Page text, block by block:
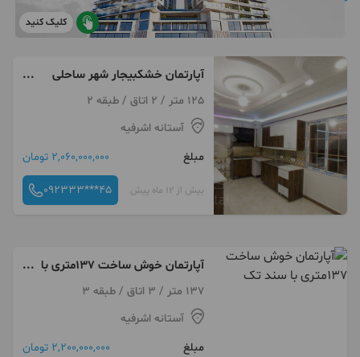
کلیک کنید
آپارتمان خشکبیجار شهر ساحلی
دریا خمام زیباکنار
125 متر / 2 اتاق / طبقه 2
آستانه اشرفیه
مبلغ
2,060,000,000 تومان
بیش از 12 ماه پیش 092333***45
آپارتمان خوش ساخت 137متری با
سند تک
137 متر / 3 اتاق / طبقه 3
آستانه اشرفیه
مبلغ
2,200,000,000 تومان